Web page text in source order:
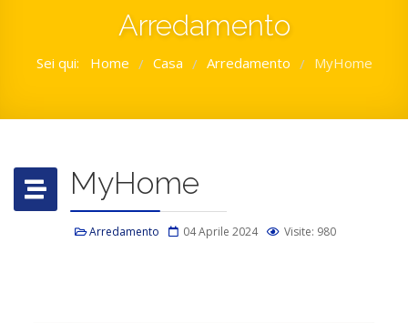
Arredamento
Sei qui: Home / Casa / Arredamento / MyHome
MyHome
Arredamento 04 Aprile 2024 Visite: 980